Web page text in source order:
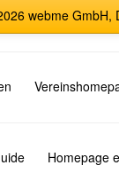
webme GmbH,
Homepage